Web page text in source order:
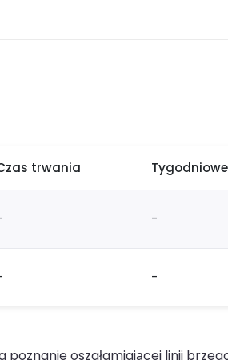
trwania
-
-
oszałamiającej linii